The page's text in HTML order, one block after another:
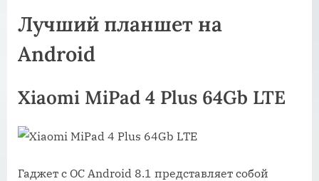
Лучший планшет на
Android
Xiaomi MiPad 4 Plus 64Gb LTE
Гаджет с ОС Android 8.1 представляет собой